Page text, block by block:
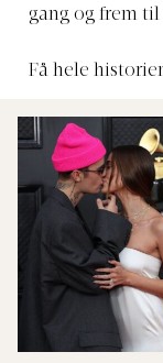
gang og frem til
Få hele